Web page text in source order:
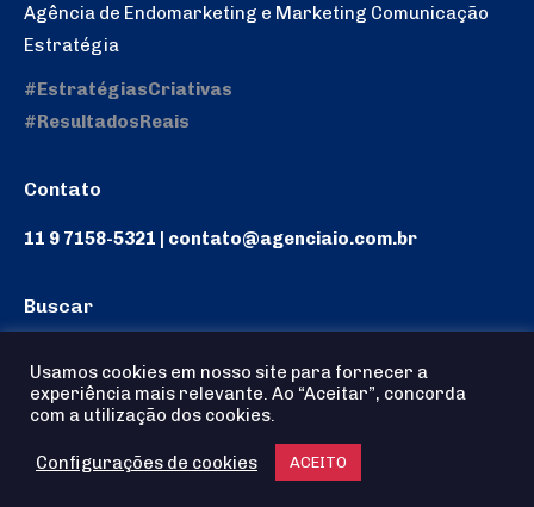
Agência de Endomarketing e Marketing Comunicação
Estratégia
#EstratégiasCriativas
#ResultadosReais
Contato
11 9 7158-5321 | contato@agenciaio.com.br
Buscar
Agência io! © 2025 - Todos os Direitos reservados
Usamos cookies em nosso site para fornecer a
experiência mais relevante. Ao “Aceitar”, concorda
com a utilização dos cookies.
Configurações de cookies ACEITO